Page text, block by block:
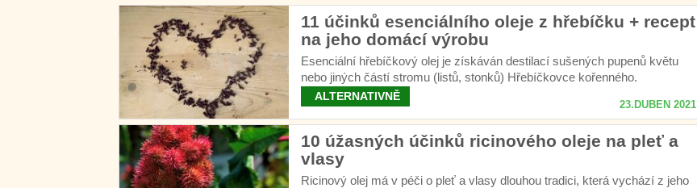
11 účinků esenciálního oleje z hřebíčku + recept
na jeho domácí výrobu
Esenciální hřebíčkový olej je získáván destilací sušených pupenů květu
nebo jiných částí stromu (listů, stonků) Hřebíčkovce kořenného.
ALTERNATIVNĚ
23.DUBEN 2021
10 úžasných účinků ricinového oleje na pleť a
vlasy
Ricinový olej má v péči o pleť a vlasy dlouhou tradici, která vychází z jeho